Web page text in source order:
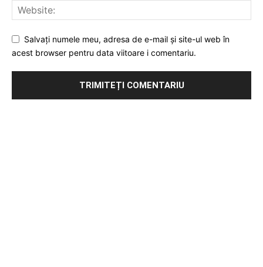
Salvați numele meu, adresa de e-mail și site-ul web în
acest browser pentru data viitoare i comentariu.